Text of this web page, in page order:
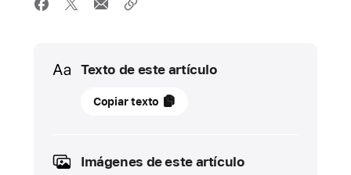
Texto de este artículo
16
ACTUALIZACIÓN
Copiar texto
Imágenes de este artículo